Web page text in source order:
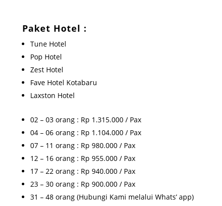
Paket Hotel :
Tune Hotel
Pop Hotel
Zest Hotel
Fave Hotel Kotabaru
Laxston Hotel
02 – 03 orang : Rp 1.315.000 / Pax
04 – 06 orang : Rp 1.104.000 / Pax
07 – 11 orang : Rp 980.000 / Pax
12 – 16 orang : Rp 955.000 / Pax
17 – 22 orang : Rp 940.000 / Pax
23 – 30 orang : Rp 900.000 / Pax
31 – 48 orang (Hubungi Kami melalui Whats’ app)